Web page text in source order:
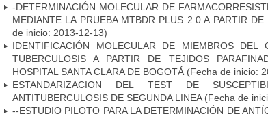
-DETERMINACIÓN MOLECULAR DE
MEDIANTE LA PRUEBA MTBDR PLUS 2.0 A PARTIR
de inicio: 2013-12-13)
IDENTIFICACIÓN MOLECULAR DE MIEMBROS DEL
TUBERCULOSIS A PARTIR DE TEJIDOS
HOSPITAL SANTA CLARA DE BOGOTÁ (Fecha de inicio:
ESTANDARIZACION DEL TEST DE
ANTITUBERCULOSIS DE SEGUNDA LINEA(Fecha de
--ESTUDIO PILOTO PARA LA DETERMINACIÓN DE